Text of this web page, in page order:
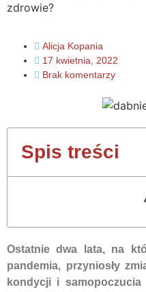
zdrowie?
Alicja Kopania
17 kwietnia, 2022
Brak komentarzy
Spis treści
Ostatnie dwa lata, na
pandemia, przyniosły
kondycji i